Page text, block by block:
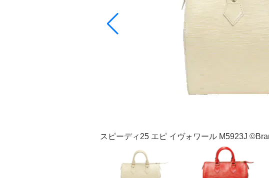
スピーディ25 エピ イヴォワール M5923J